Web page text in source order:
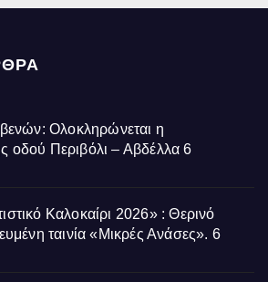
Ολοκληρώνεται η
οδού Περιβόλι – Αβδέλλα 6
Καλοκαίρι 2026» : Θερινό
ταινία «Μικρές Ανάσες». 6